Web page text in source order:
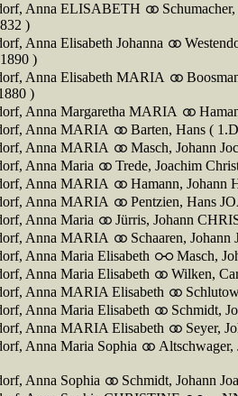
Anna ELISABETH
)
Anna Elisabeth Johanna
)
Anna Elisabeth MARIA
)
Anna Margaretha MARIA
Anna MARIA
Barten, Hans (
Anna MARIA
Masch, Johann
Anna Maria
Trede, Joachim
Anna MARIA
Hamann, Johann
Anna MARIA
Pentzien, Hans
Anna Maria
Jürris, Johann
Anna MARIA
Schaaren,
Anna Maria Elisabeth
Masch,
Anna Maria Elisabeth
Wilken,
Anna MARIA Elisabeth
Anna Maria Elisabeth
Schmidt,
Anna MARIA Elisabeth
Seyer,
Anna Maria Sophia
Altschwager,
Anna Sophia
Schmidt, Johann